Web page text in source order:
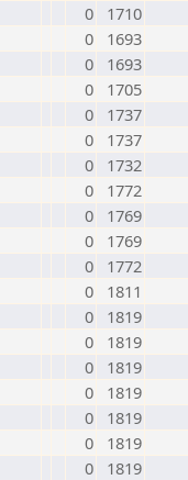
0
1710
0
1693
0
1693
0
1705
0
1737
0
1737
0
1732
0
1772
0
1769
0
1769
0
1772
0
1811
0
1819
0
1819
0
1819
0
1819
0
1819
0
1819
0
1819